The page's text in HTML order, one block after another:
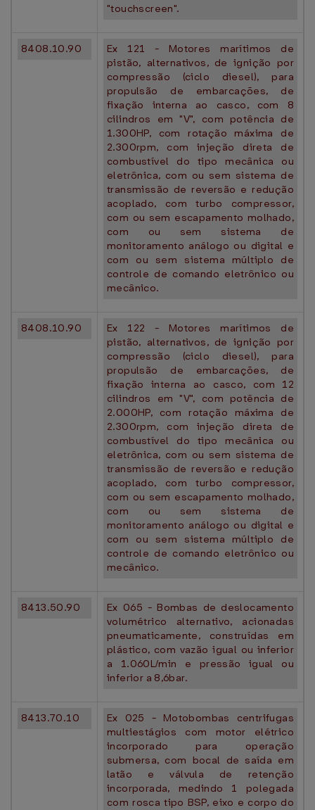
"touchscreen".
8408.10.90
Ex 121 - Motores marítimos de
pistão, alternativos, de ignição por
compressão (ciclo diesel), para
propulsão de embarcações, de
fixação interna ao casco, com 8
cilindros em "V", com potência de
1.300HP, com rotação máxima de
2.300rpm, com injeção direta de
combustível do tipo mecânica ou
eletrônica, com ou sem sistema de
transmissão de reversão e redução
acoplado, com turbo compressor,
com ou sem escapamento molhado,
com ou sem sistema de
monitoramento análogo ou digital e
com ou sem sistema múltiplo de
controle de comando eletrônico ou
mecânico.
8408.10.90
Ex 122 - Motores marítimos de
pistão, alternativos, de ignição por
compressão (ciclo diesel), para
propulsão de embarcações, de
fixação interna ao casco, com 12
cilindros em "V", com potência de
2.000HP, com rotação máxima de
2.300rpm, com injeção direta de
combustível do tipo mecânica ou
eletrônica, com ou sem sistema de
transmissão de reversão e redução
acoplado, com turbo compressor,
com ou sem escapamento molhado,
com ou sem sistema de
monitoramento análogo ou digital e
com ou sem sistema múltiplo de
controle de comando eletrônico ou
mecânico.
8413.50.90
Ex 065 - Bombas de deslocamento
volumétrico alternativo, acionadas
pneumaticamente, construídas em
plástico, com vazão igual ou inferior
a 1.060L/min e pressão igual ou
inferior a 8,6bar.
8413.70.10
Ex 025 - Motobombas centrifugas
multiestágios com motor elétrico
incorporado para operação
submersa, com bocal de saída em
latão e válvula de retenção
incorporada, medindo 1 polegada
com rosca tipo BSP, eixo e corpo do